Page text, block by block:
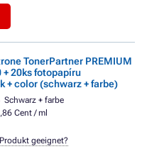
TonerPartner PREMIUM
+ 20ks fotopapíru
+ color (schwarz + farbe)
Schwarz + farbe
Cent / ml
geeignet?